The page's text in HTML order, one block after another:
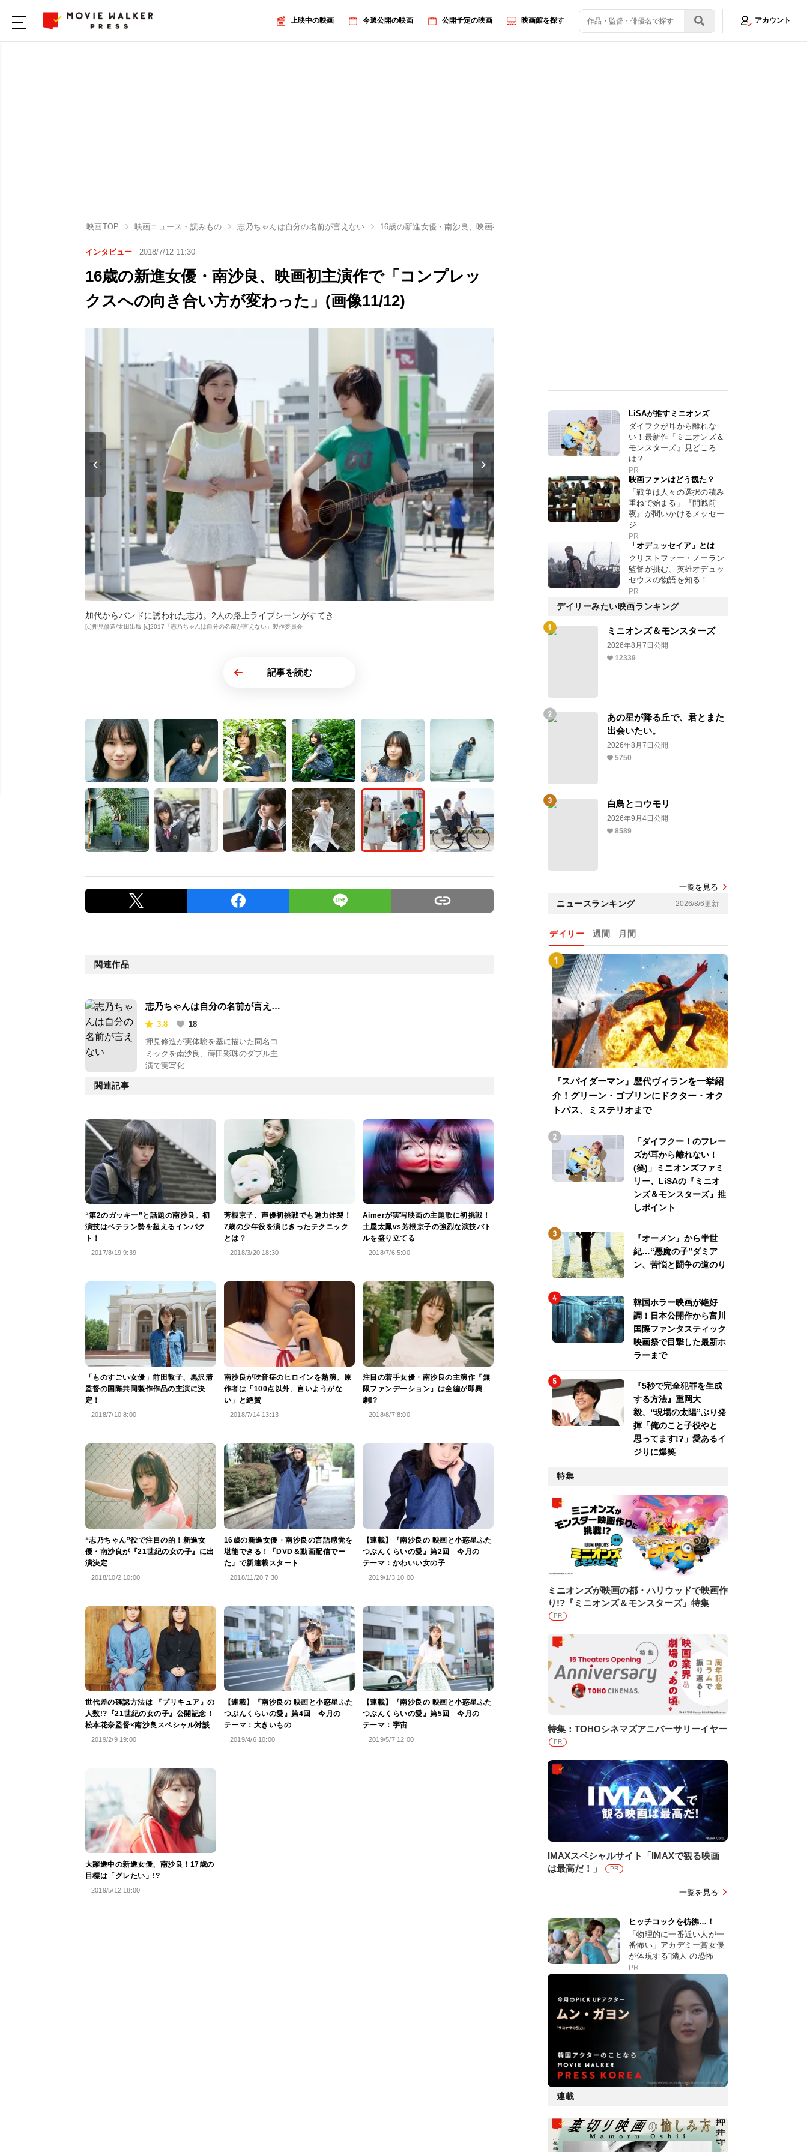
上映中の映画 今週公開の映画 公開予定の映画 映画館を探す アカウント
映画TOP 映画ニュース・読みもの 志乃ちゃんは自分の名前が言えない 16歳の新進女優・南沙良、映画初主演作で「コンプレックスへの向き合い方が変わった」
インタビュー 2018/7/12 11:30
16歳の新進女優・南沙良、映画初主演作で「コンプレッ
クスへの向き合い方が変わった」(画像11/12)
加代からバンドに誘われた志乃。2人の路上ライブシーンがすてき
[c]押見修造/太田出版 [c]2017「志乃ちゃんは自分の名前が言えない」製作委員会
記事を読む
関連作品
志乃ちゃんは自分の名前が言えな
い 3.8
18
押見修造が実体験を基に描いた同名コ
ミックを南沙良、蒔田彩珠のダブル主
演で実写化
関連記事
“第2のガッキー”と話題の南沙良。初
演技はベテラン勢を超えるインパク
ト！
2017/8/19 9:39
芳根京子、声優初挑戦でも魅力炸裂！
7歳の少年役を演じきったテクニック
とは？
2018/3/20 18:30
Aimerが実写映画の主題歌に初挑戦！
土屋太鳳vs芳根京子の強烈な演技バト
ルを盛り立てる
2018/7/6 5:00
「ものすごい女優」前田敦子、黒沢清
監督の国際共同製作作品の主演に決
定！
2018/7/10 8:00
南沙良が吃音症のヒロインを熱演。原
作者は「100点以外、言いようがな
い」と絶賛
2018/7/14 13:13
注目の若手女優・南沙良の主演作『無
限ファンデーション』は全編が即興
劇!?
2018/8/7 8:00
“志乃ちゃん”役で注目の的！新進女
優・南沙良が『21世紀の女の子』に出
演決定
2018/10/2 10:00
16歳の新進女優・南沙良の言語感覚を
堪能できる！「DVD＆動画配信でー
た」で新連載スタート
2018/11/20 7:30
【連載】『南沙良の 映画と小惑星ふた
つぶんくらいの愛』第2回 今月の
テーマ：かわいい女の子
2019/1/3 10:00
世代差の確認方法は 『プリキュア』の
人数!?『21世紀の女の子』公開記念！
松本花奈監督×南沙良スペシャル対談
2019/2/9 19:00
【連載】『南沙良の 映画と小惑星ふた
つぶんくらいの愛』第4回 今月の
テーマ：大きいもの
2019/4/6 10:00
【連載】『南沙良の 映画と小惑星ふた
つぶんくらいの愛』第5回 今月の
テーマ：宇宙
2019/5/7 12:00
大躍進中の新進女優、南沙良！17歳の
目標は「グレたい」!?
2019/5/12 18:00
LiSAが推すミニオンズ
ダイフクが耳から離れな
い！最新作『ミニオンズ＆
モンスターズ』見どころ
は？
PR
映画ファンはどう観た？
「戦争は人々の選択の積み
重ねで始まる」『開戦前
夜』が問いかけるメッセー
ジ
PR
「オデュッセイア」とは
クリストファー・ノーラン
監督が挑む、英雄オデュッ
セウスの物語を知る！
PR
デイリーみたい映画ランキング
ミニオンズ＆モンスターズ
2026年8月7日公開
12339
あの星が降る丘で、君とまた
出会いたい。
2026年8月7日公開
5750
白鳥とコウモリ
2026年9月4日公開
8589
一覧を見る
ニュースランキング 2026/8/6更新
デイリー 週間 月間
『スパイダーマン』歴代ヴィランを一挙紹
介！グリーン・ゴブリンにドクター・オク
トパス、ミステリオまで
「ダイフクー！のフレー
ズが耳から離れない！
(笑)」ミニオンズファミ
リー、LiSAの『ミニオ
ンズ＆モンスターズ』推
しポイント
『オーメン』から半世
紀…“悪魔の子”ダミア
ン、苦悩と闘争の道のり
韓国ホラー映画が絶好
調！日本公開作から富川
国際ファンタスティック
映画祭で目撃した最新ホ
ラーまで
『5秒で完全犯罪を生成
する方法』重岡大
毅、“現場の太陽”ぶり発
揮「俺のこと子役やと
思ってます!?」愛あるイ
ジりに爆笑
特集
ミニオンズが映画の都・ハリウッドで映画作
り!?『ミニオンズ＆モンスターズ』特集
PR
特集：TOHOシネマズアニバーサリーイヤー
PR
IMAXスペシャルサイト「IMAXで観る映画
は最高だ！」
PR
一覧を見る
ヒッチコックを彷彿…！
「物理的に一番近い人が一
番怖い」アカデミー賞女優
が体現する“隣人”の恐怖
PR
連載